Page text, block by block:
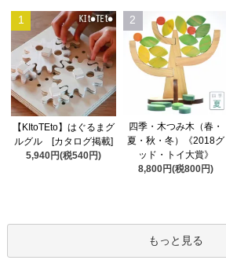
1
【KItoTEto】はぐるまグ
ルグル [カタログ掲載]
5,940円(税540円)
2
四季・木つみ木（春・
夏・秋・冬）《2018グ
ッド・トイ大賞》
8,800円(税800円)
もっと見る